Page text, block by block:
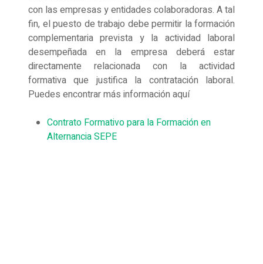
con las empresas y entidades colaboradoras. A tal
fin, el puesto de trabajo debe permitir la formación
complementaria prevista y la actividad laboral
desempeñada en la empresa deberá estar
directamente relacionada con la actividad
formativa que justifica la contratación laboral.
Puedes encontrar más información aquí
Contrato Formativo para la Formación en
Alternancia SEPE